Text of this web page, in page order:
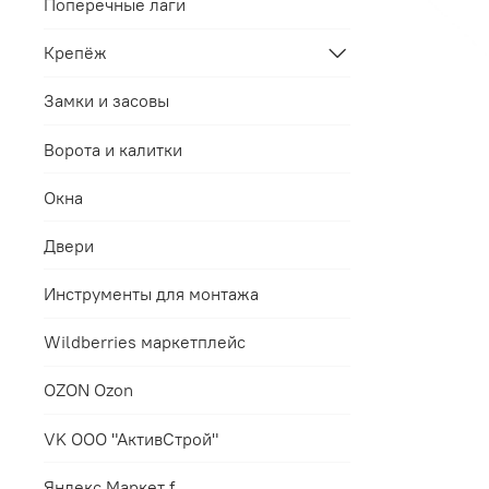
Крепёж
Замки и засовы
Ворота и калитки
Окна
Двери
Инструменты для монтажа
Wildberries маркетплейс
OZON Ozon
VK ООО "АктивСтрой"